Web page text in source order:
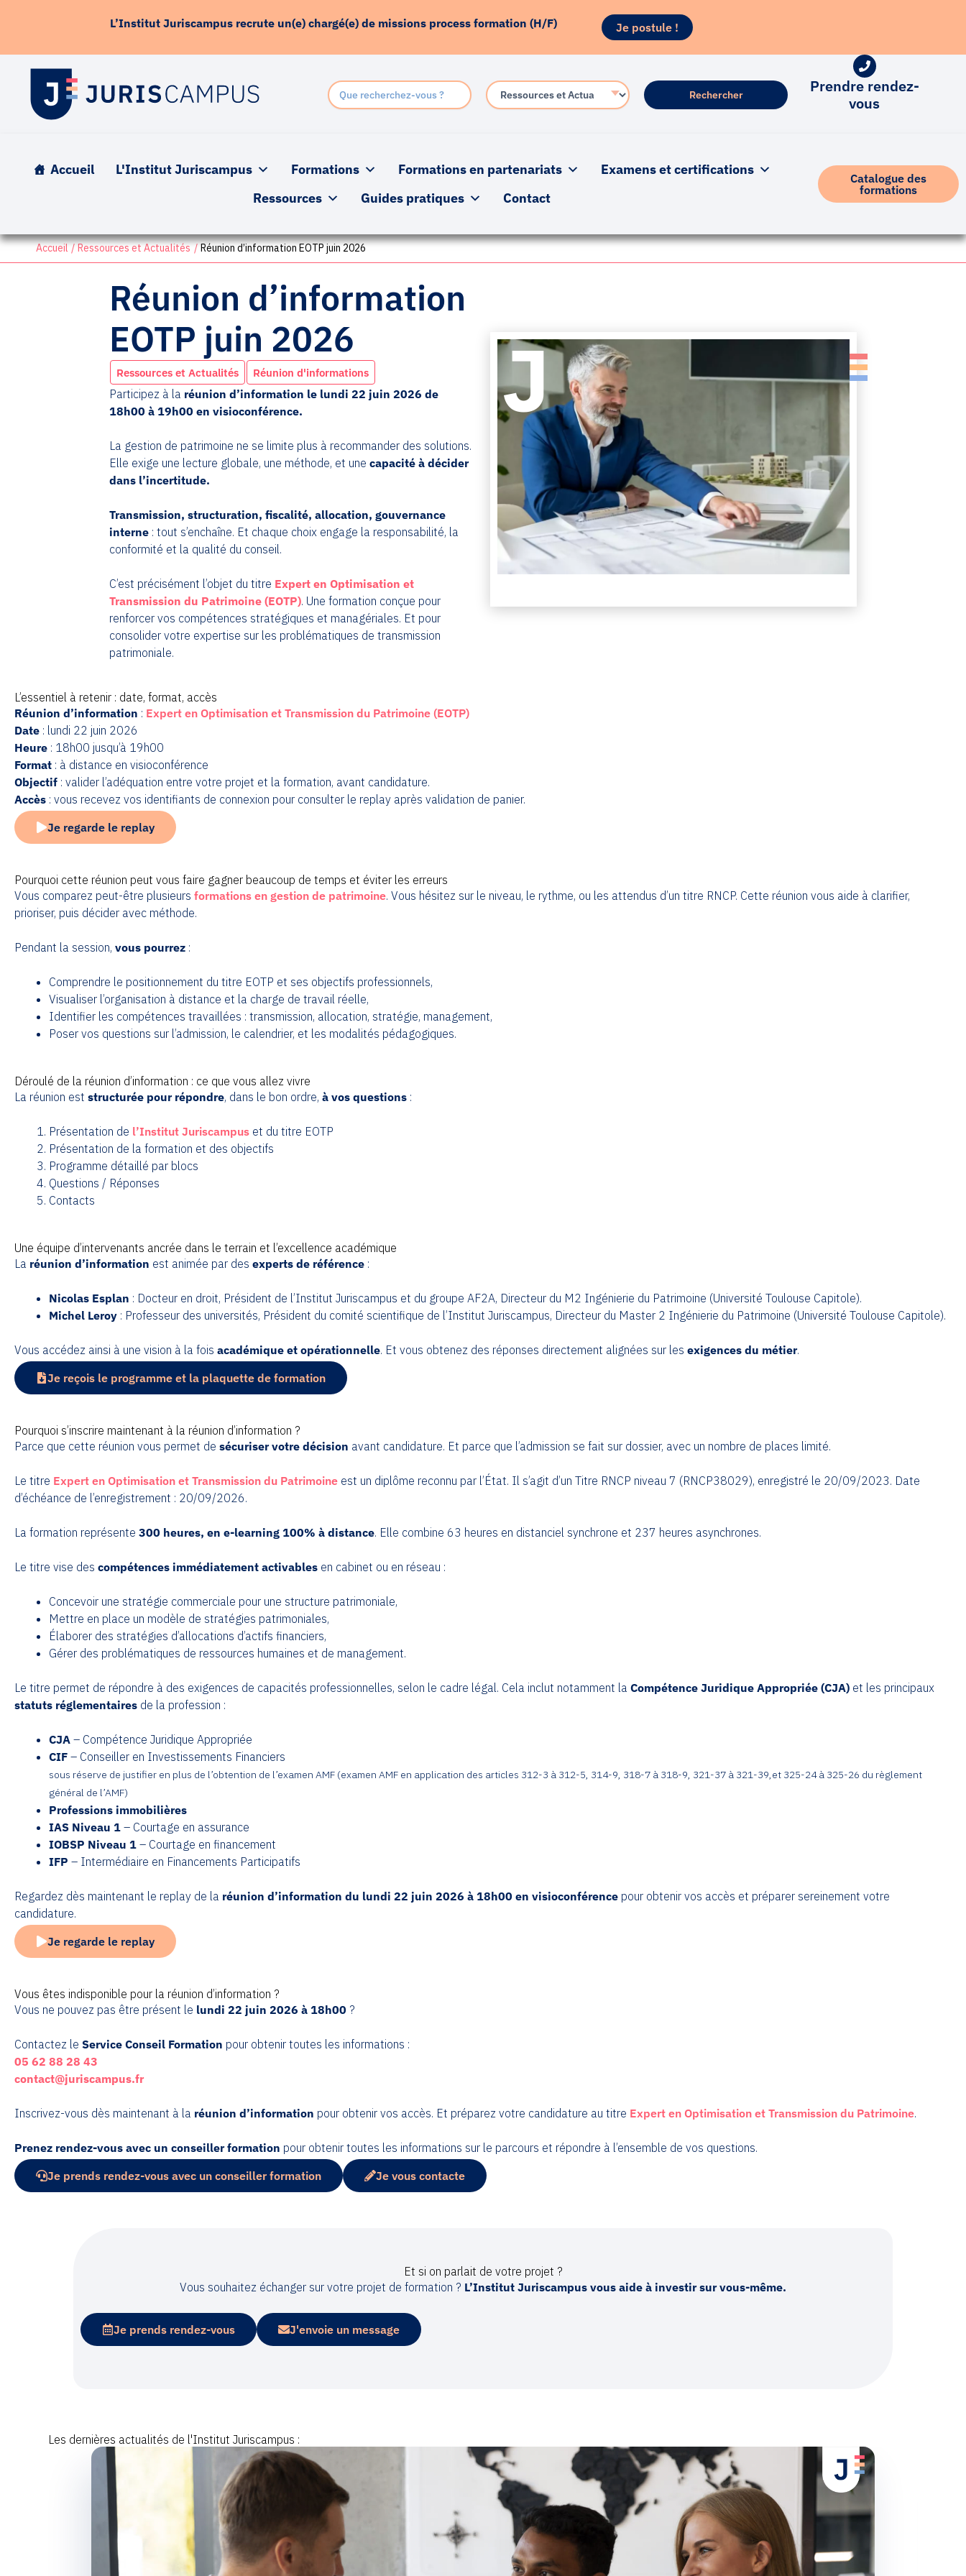
L’Institut Juriscampus recrute un(e) chargé(e) de missions process formation (H/F) Je postule !
Prendre rendez-
vous
Catalogue des
formations
Accueil L'Institut Juriscampus Formations Formations en partenariats
Examens et certifications
Ressources
Guides pratiques Contact
Accueil Ressources et Actualités Réunion d’information EOTP juin 2026
Réunion d’information
EOTP juin 2026
Ressources et Actualités
Réunion d'informations
Participez à la réunion d’information le lundi 22 juin 2026 de
18h00 à 19h00 en visioconférence.
La gestion de patrimoine ne se limite plus à recommander des solutions.
Elle exige une lecture globale, une méthode, et unecapacité à décider
dans l’incertitude.
Transmission, structuration, fiscalité, allocation, gouvernance
interne : tout s’enchaîne. Et chaque choix engage la responsabilité, la
conformité et la qualité du conseil.
C’est précisément l’objet du titre Expert en Optimisation et
Transmission du Patrimoine (EOTP). Une formation conçue pour
renforcer vos compétences stratégiques et managériales. Et pour
consolider votre expertise sur les problématiques de transmission
patrimoniale.
L’essentiel à retenir : date, format, accès
Réunion d’information : Expert en Optimisation et Transmission du Patrimoine (EOTP)
Date : lundi 22 juin 2026
Heure : 18h00 jusqu’à 19h00
Format : à distance en visioconférence
Objectif : valider l’adéquation entre votre projet et la formation, avant candidature.
Accès : vous recevez vos identifiants de connexion pour consulter le replay après validation de panier.
Je regarde le replay
Pourquoi cette réunion peut vous faire gagner beaucoup de temps et éviter les erreurs
Vous comparez peut-être plusieurs formations en gestion de patrimoine. Vous hésitez sur le niveau, le rythme, ou les attendus d’un titre RNCP. Cette réunion vous aide à clarifier,
prioriser, puis décider avec méthode.
Pendant la session, vous pourrez :
Comprendre le positionnement du titre EOTP et ses objectifs professionnels,
Visualiser l’organisation à distance et la charge de travail réelle,
Identifier les compétences travaillées : transmission, allocation, stratégie, management,
Poser vos questions sur l’admission, le calendrier, et les modalités pédagogiques.
Déroulé de la réunion d’information : ce que vous allez vivre
La réunion est structurée pour répondre, dans le bon ordre, à vos questions :
Présentation de l’Institut Juriscampus et du titre EOTP
Présentation de la formation et des objectifs
Programme détaillé par blocs
Questions / Réponses
Contacts
Une équipe d’intervenants ancrée dans le terrain et l’excellence académique
La réunion d’information est animée par des experts de référence :
Nicolas Esplan : Docteur en droit, Président de l’Institut Juriscampus et du groupe AF2A, Directeur du M2 Ingénierie du Patrimoine (Université Toulouse Capitole).
Michel Leroy : Professeur des universités, Président du comité scientifique de l’Institut Juriscampus, Directeur du Master 2 Ingénierie du Patrimoine (Université Toulouse Capitole).
Vous accédez ainsi à une vision à la fois académique et opérationnelle. Et vous obtenez des réponses directement alignées sur les exigences du métier.
Je reçois le programme et la plaquette de formation
Pourquoi s’inscrire maintenant à la réunion d’information ?
Parce que cette réunion vous permet de sécuriser votre décision avant candidature. Et parce que l’admission se fait sur dossier, avec un nombre de places limité.
Le titre Expert en Optimisation et Transmission du Patrimoine est un diplôme reconnu par l’État. Il s’agit d’un Titre RNCP niveau 7 (RNCP38029), enregistré le 20/09/2023. Date
d’échéance de l’enregistrement : 20/09/2026.
La formation représente 300 heures, en e-learning 100% à distance. Elle combine 63 heures en distanciel synchrone et 237 heures asynchrones.
Le titre vise des compétences immédiatement activables en cabinet ou en réseau :
Concevoir une stratégie commerciale pour une structure patrimoniale,
Mettre en place un modèle de stratégies patrimoniales,
Élaborer des stratégies d’allocations d’actifs financiers,
Gérer des problématiques de ressources humaines et de management.
Le titre permet de répondre à des exigences de capacités professionnelles, selon le cadre légal. Cela inclut notamment la Compétence Juridique Appropriée (CJA) et les principaux
statuts réglementaires de la profession :
CJA – Compétence Juridique Appropriée
CIF – Conseiller en Investissements Financiers
sous réserve de justifier en plus de l’obtention de l’examen AMF (examen AMF en application des articles 312-3 à 312-5, 314-9, 318-7 à 318-9, 321-37 à 321-39,et 325-24 à 325-26 du règlement
général de l’AMF)
Professions immobilières
IAS Niveau 1 – Courtage en assurance
IOBSP Niveau 1 – Courtage en financement
IFP – Intermédiaire en Financements Participatifs
Regardez dès maintenant le replay de la réunion d’information du lundi 22 juin 2026 à 18h00 en visioconférence pour obtenir vos accès et préparer sereinement votre
candidature.
Je regarde le replay
Vous êtes indisponible pour la réunion d’information ?
Vous ne pouvez pas être présent le lundi 22 juin 2026 à 18h00 ?
Contactez le Service Conseil Formation pour obtenir toutes les informations :
05 62 88 28 43
contact@juriscampus.fr
Inscrivez-vous dès maintenant à la réunion d’information pour obtenir vos accès. Et préparez votre candidature au titre Expert en Optimisation et Transmission du Patrimoine.
Prenez rendez-vous avec un conseiller formation pour obtenir toutes les informations sur le parcours et répondre à l’ensemble de vos questions.
Je prends rendez-vous avec un conseiller formation
Je vous contacte
Et si on parlait de votre projet ?
Vous souhaitez échanger sur votre projet de formation ? L’Institut Juriscampus vous aide à investir sur vous-même.
Je prends rendez-vous J'envoie un message
Les dernières actualités de l'Institut Juriscampus :